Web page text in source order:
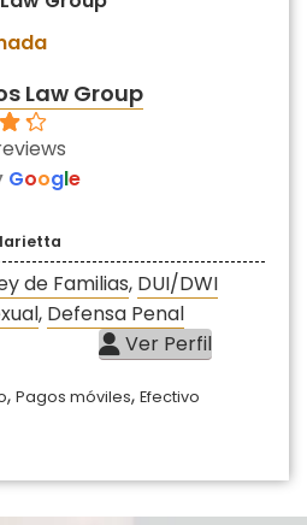
Law Group
Google
de Familias, DUI/DWI
, Defensa Penal
Ver Perfil
, Pagos móviles, Efectivo